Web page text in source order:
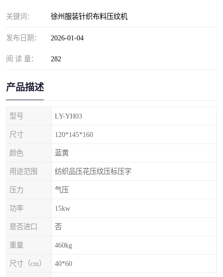
关键词： 徐州服装针织布料压纹机
发布日期： 2026-01-04
阅 读 量： 282
产品描述
型号 LY-YH03
尺寸 120*145*160
颜色 蓝黄
用途范围 纺织品压花压纹压标压字
压力 气压
功率 15kw
是否进口 否
重量 460kg
尺寸（cm） 40*60